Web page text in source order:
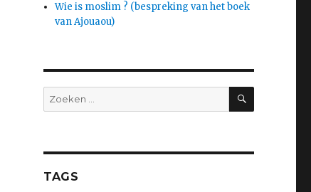
Wie is moslim ? (bespreking van het boek
van Ajouaou)
Zoeken
naar:
ZOEKEN
TAGS